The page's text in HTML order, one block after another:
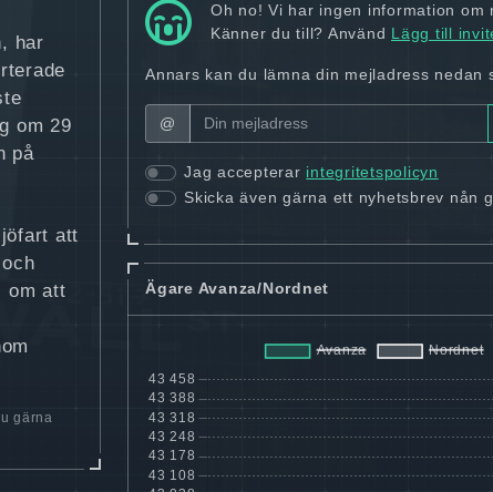
har
om 29
på
att
om att
gärna
Oh no! Vi har ingen information om
Känner du till? Använd Lägg till
Annars kan du lämna din mejladress nedan
@
Jag accepterar integritetspolicyn
Skicka även gärna ett nyhetsbrev nån
Ägare Avanza/Nordnet